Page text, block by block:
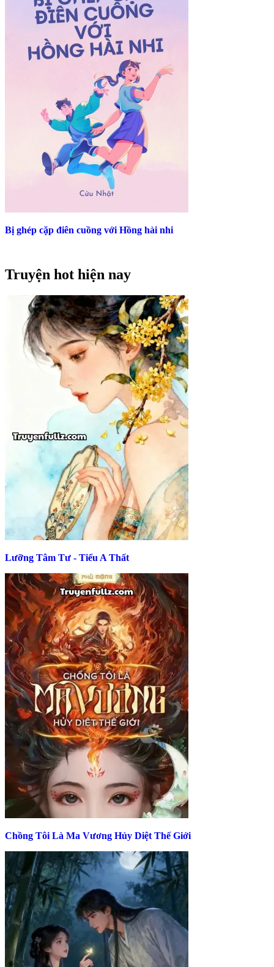
Bị ghép cặp điên cuồng với Hồng hài nhi
Truyện hot hiện nay
Lưỡng Tâm Tư - Tiểu A Thất
Chồng Tôi Là Ma Vương Hủy Diệt Thế Giới